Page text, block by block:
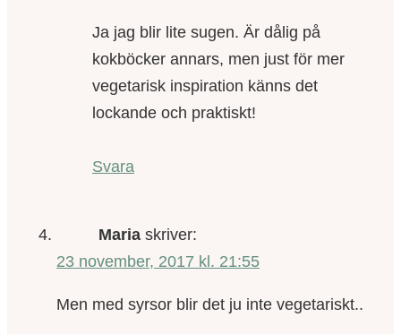
Ja jag blir lite sugen. Är dålig på
kokböcker annars, men just för mer
vegetarisk inspiration känns det
lockande och praktiskt!
Svara
Maria skriver:
23 november, 2017 kl. 21:55
Men med syrsor blir det ju inte vegetariskt..